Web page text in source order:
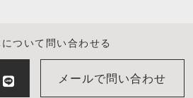
ついて問い合わせる
メールで問い合わせ